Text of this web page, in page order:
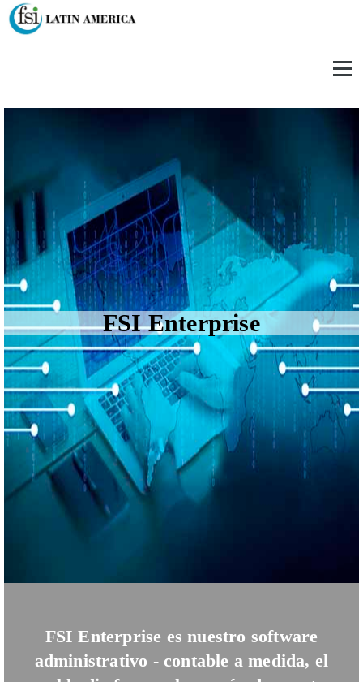
Skip
to
FSI Enterprise
FSI Enterprise es nuestro software
administrativo - contable a medida, el